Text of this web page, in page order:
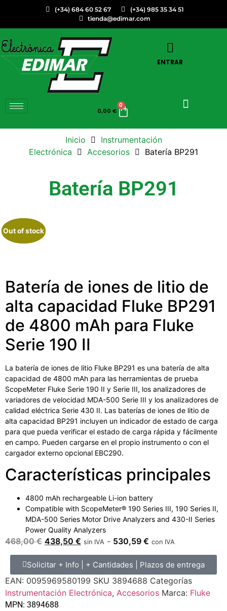
(+34) 684 60 52 67
(+34) 985 35 34 51
tienda@edimar.com
ENTRAR
0,00 €
0
Inicio
Instrumentación
Electrónica
Accesorios Batería BP291
Batería BP291
Out of stock
Out of stock
Batería de iones de litio de
alta capacidad Fluke BP291
de 4800 mAh para Fluke
Serie 190 II
La batería de iones de litio Fluke BP291 es una batería de alta
capacidad de 4800 mAh para las herramientas de prueba
ScopeMeter Fluke Serie 190 II y Serie III, los analizadores de
variadores de velocidad MDA-500 Serie III y los analizadores de
calidad eléctrica Serie 430 II. Las baterías de iones de litio de
alta capacidad BP291 incluyen un indicador de estado de carga
para que pueda verificar el estado de carga rápida y fácilmente
en campo. Pueden cargarse en el propio instrumento o con el
cargador externo opcional EBC290.
Características principales
4800 mAh rechargeable Li-ion battery
Compatible with ScopeMeter® 190 Series III, 190 Series II,
MDA-500 Series Motor Drive Analyzers and 430-II Series
Power Quality Analyzers
468,00€ 438,50 € sin IVA - 530,59 € con IVA
Solicitar + Info | + Cantidades | Plazos de entrega
EAN: 0095969580199 SKU 3894688 Categorías
Instrumentación Electrónica, Accesorios Marca: Fluke
MPN: 3894688